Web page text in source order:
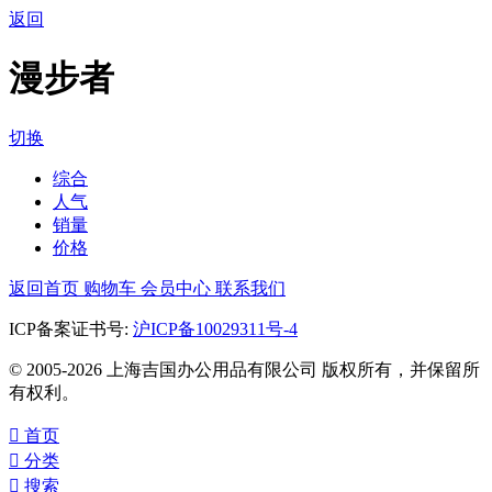
返回
漫步者
切换
综合
人气
销量
价格
返回首页 购物车 会员中心 联系我们
ICP备案证书号: 沪ICP备10029311号-4
© 2005-2026 上海吉国办公用品有限公司 版权所有，并保留所
有权利。
 首页
 分类
 搜索